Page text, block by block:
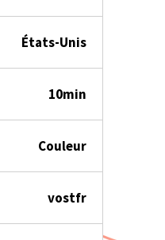
États-Unis
10min
Couleur
vostfr